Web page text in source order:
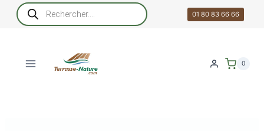
Recherche
de
produits
01 80 83 66 66
0